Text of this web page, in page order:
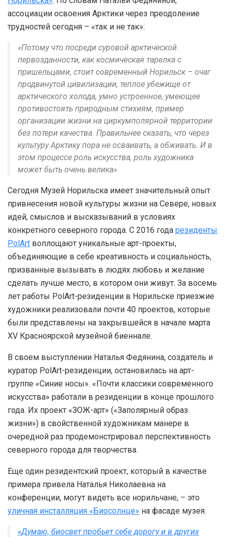
ассоциации освоения Арктики через преодоление
трудностей сегодня – «так и не так»:
«Потому что посреди суровой арктической
первозданности, как космическая тарелка с
пришельцами, стоит современный Норильск – очаг
продвинутой цивилизации, теплое убежище от
арктического холода, умно устроенное, умеющее
противостоять природным стихиям, пример
организации жизни на циркумполярной территории
без потери качества. Правильнее сказать, что через
культуру Арктику пора не осваивать, а обживать. И в
этом процессе роль искусства, роль художника
может быть очень велика».
Сегодня Музей Норильска имеет значительный опыт
привнесения новой культуры жизни на Севере, новых
идей, смыслов и высказываний в условиях
конкретного северного города. С 2016 года резиденты
PolArt воплощают уникальные арт-проекты,
объединяющие в себе креативность и социальность,
призванные вызывать в людях любовь и желание
сделать лучше место, в котором они живут. За восемь
лет работы PolArt-резиденции в Норильске приезжие
художники реализовали почти 40 проектов, которые
были представлены на закрывшейся в начале марта
XV Красноярской музейной биеннале.
В своем выступлении Наталья Федянина, создатель и
куратор PolArt-резиденции, остановилась на арт-
группе «Синие носы». «Почти классики современного
искусства» работали в резиденции в конце прошлого
года. Их проект «ЗОЖ-арт» («Заполярный образ
жизни») в свойственной художникам манере в
очередной раз продемонстрировал перспективность
северного города для творчества.
Еще один резидентский проект, который в качестве
примера привела Наталья Николаевна на
конференции, могут видеть все норильчане, – это
уличная инсталляция «Биосолнце» на фасаде музея.
«Думаю, биосвет пробьет себе дорогу и в других